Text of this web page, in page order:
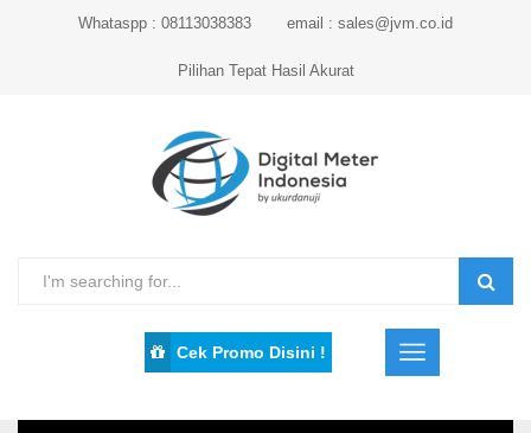
Whataspp : 08113038383 email : sales@jvm.co.id
Pilihan Tepat Hasil Akurat
Cek Promo Disini !